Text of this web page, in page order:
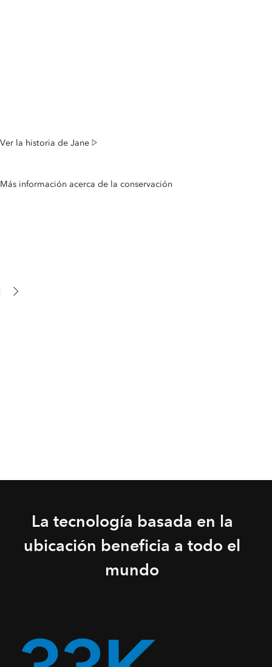
Ver la historia de Jane
Más información acerca de la conservación
La tecnología basada en la
ubicación beneficia a todo el
mundo